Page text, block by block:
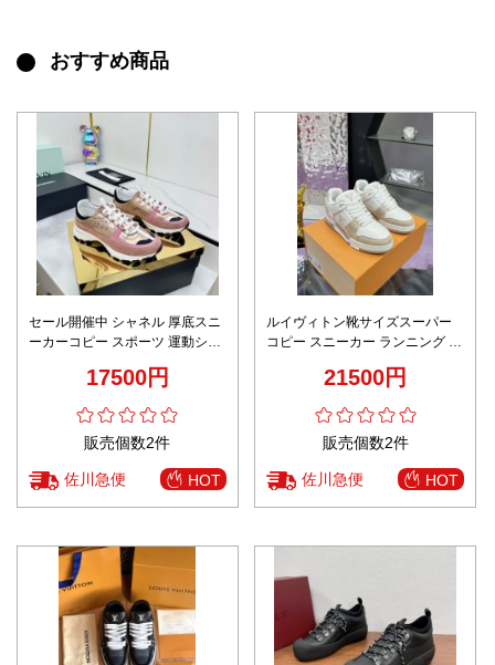
おすすめ商品
セール開催中 シャネル 厚底スニ
ーカーコピー スポーツ 運動シュ
17500円
販売個数2件
佐川急便 HOT
ルイヴィトン靴サイズスーパー
コピー スニーカー ランニング 運
21500円
販売個数2件
佐川急便 HOT